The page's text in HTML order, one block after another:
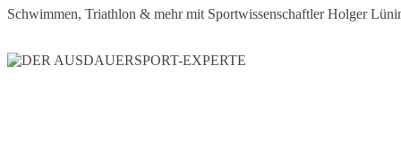
Schwimmen, Triathlon & mehr mit Sportwissenschaftler Holger